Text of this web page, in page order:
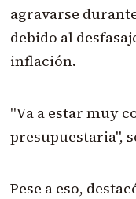
agravarse
debido al
inflación.
"Va a estar muy
presupuestaria",
Pese a eso,